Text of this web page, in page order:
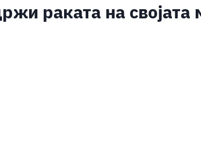
раката на